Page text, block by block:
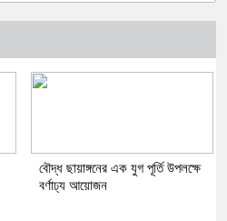
বৌদ্ধ ছায়াঙ্গনের এক যুগ পূর্তি উপলক্ষে
বর্ণাঢ্য আয়োজন